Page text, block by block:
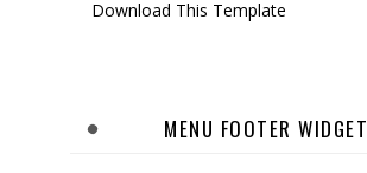
Download This Template
MENU FOOTER WIDGET